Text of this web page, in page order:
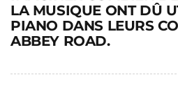
LA MUSIQUE ONT DÛ
PIANO DANS LEURS
ABBEY ROAD.